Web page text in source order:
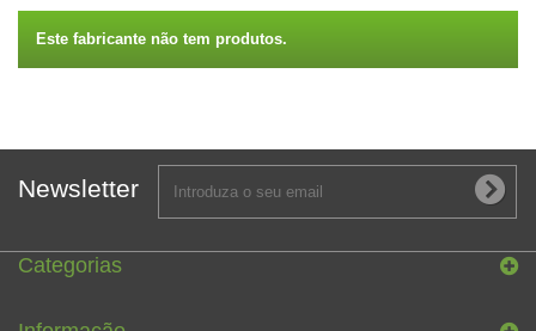
Este fabricante não tem produtos.
Newsletter
Categorias